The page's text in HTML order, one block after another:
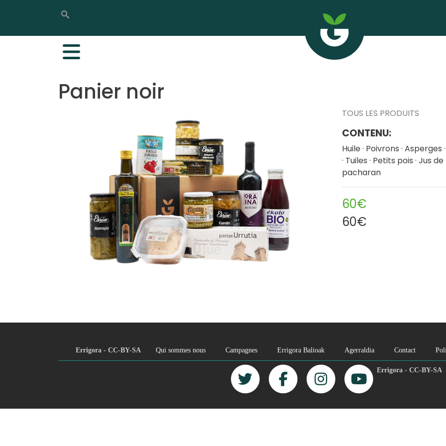
Rechercher
Rechercher
Panier noir
TOUS LES PRODUITS
CONTENU:
Huile · Poivrons ·
· Tuiles · Petits pois · Jus
pacharan
60€
60€
Errigora - CC-BY-SA Qui sommes nous Campagnes Errigora Balioak Agerraldia Contact
Errigora - CC-BY-SA